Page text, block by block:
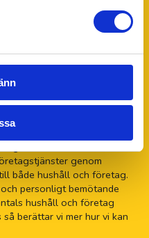
genom
både hushåll och företag.
personligt bemötande
hushåll och företag
berättar vi mer hur vi kan